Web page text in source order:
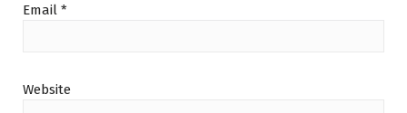
Email *
Website